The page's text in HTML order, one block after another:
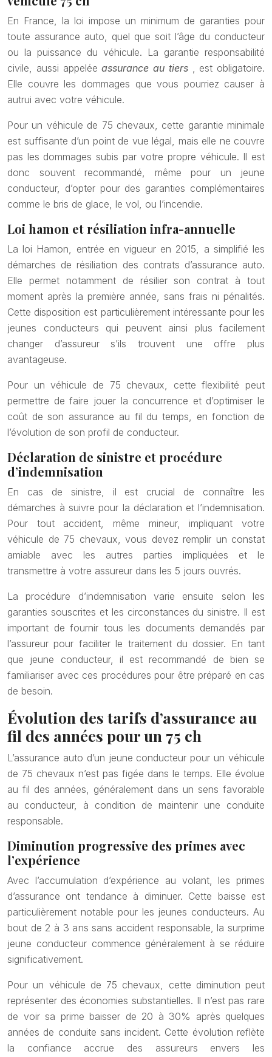
En France, la loi impose un minimum de garanties pour
toute assurance auto, quel que soit l’âge du conducteur
ou la puissance du véhicule. La garantie responsabilité
civile, aussi appeléeassurance au tiers , est obligatoire.
Elle couvre les dommages que vous pourriez causer à
autrui avec votre véhicule.
Pour un véhicule de 75 chevaux, cette garantie minimale
est suffisante d’un point de vue légal, mais elle ne couvre
pas les dommages subis par votre propre véhicule. Il est
donc souvent recommandé, même pour un jeune
conducteur, d’opter pour des garanties complémentaires
comme le bris de glace, le vol, ou l’incendie.
Loi hamon et résiliation infra-annuelle
La loi Hamon, entrée en vigueur en 2015, a simplifié les
démarches de résiliation des contrats d’assurance auto.
Elle permet notamment de résilier son contrat à tout
moment après la première année, sans frais ni pénalités.
Cette disposition est particulièrement intéressante pour les
jeunes conducteurs qui peuvent ainsi plus facilement
changer d’assureur s’ils trouvent une offre plus
avantageuse.
Pour un véhicule de 75 chevaux, cette flexibilité peut
permettre de faire jouer la concurrence et d’optimiser le
coût de son assurance au fil du temps, en fonction de
l’évolution de son profil de conducteur.
Déclaration de sinistre et procédure
d’indemnisation
En cas de sinistre, il est crucial de connaître les
démarches à suivre pour la déclaration et l’indemnisation.
Pour tout accident, même mineur, impliquant votre
véhicule de 75 chevaux, vous devez remplir un constat
amiable avec les autres parties impliquées et le
transmettre à votre assureur dans les 5 jours ouvrés.
La procédure d’indemnisation varie ensuite selon les
garanties souscrites et les circonstances du sinistre. Il est
important de fournir tous les documents demandés par
l’assureur pour faciliter le traitement du dossier. En tant
que jeune conducteur, il est recommandé de bien se
familiariser avec ces procédures pour être préparé en cas
de besoin.
Évolution des tarifs d’assurance au
fil des années pour un 75 ch
L’assurance auto d’un jeune conducteur pour un véhicule
de 75 chevaux n’est pas figée dans le temps. Elle évolue
au fil des années, généralement dans un sens favorable
au conducteur, à condition de maintenir une conduite
responsable.
Diminution progressive des primes avec
l’expérience
Avec l’accumulation d’expérience au volant, les primes
d’assurance ont tendance à diminuer. Cette baisse est
particulièrement notable pour les jeunes conducteurs. Au
bout de 2 à 3 ans sans accident responsable, la surprime
jeune conducteur commence généralement à se réduire
significativement.
Pour un véhicule de 75 chevaux, cette diminution peut
représenter des économies substantielles. Il n’est pas rare
de voir sa prime baisser de 20 à 30% après quelques
années de conduite sans incident. Cette évolution reflète
la confiance accrue des assureurs envers les